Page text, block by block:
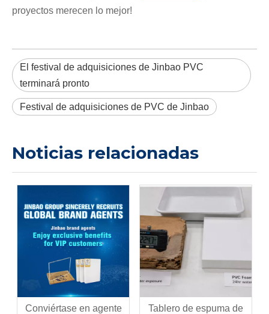
proyectos merecen lo mejor!
El festival de adquisiciones de Jinbao PVC
terminará pronto
Festival de adquisiciones de PVC de Jinbao
Noticias relacionadas
Conviértase en agente
Tablero de espuma de